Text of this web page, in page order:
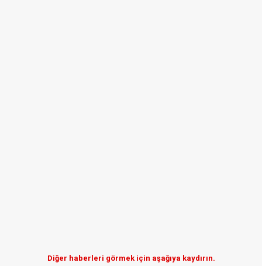
Diğer haberleri görmek için aşağıya kaydırın.